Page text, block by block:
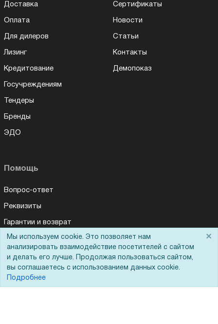
Доставка
Оплата
Для дилеров
Лизинг
Кредитование
Госучреждениям
Тендеры
Бренды
ЭДО
Сертификаты
Новости
Статьи
Контакты
Демопоказ
Помощь
Вопрос-ответ
Реквизиты
Гарантии и возврат
Сервисный центр
Вакансии
Обратная связь
Для Таможенного союза
Мы используем cookie. Это позволяет нам
анализировать взаимодействие посетителей с сайтом
и делать его лучше. Продолжая пользоваться сайтом,
вы соглашаетесь с использованием данных cookie.
Подробнее
×